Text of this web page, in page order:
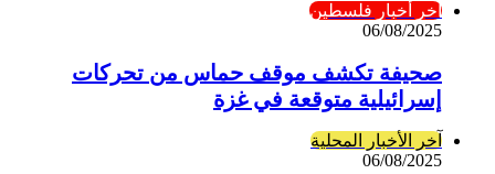
آخر أخبار فلسطين
06/08/2025
صحيفة تكشف موقف حماس من تحركات
إسرائيلية متوقعة في غزة
آخر الأخبار المحلية
06/08/2025